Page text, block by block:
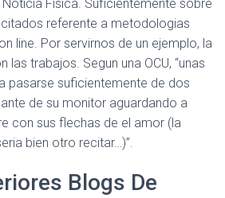
Fi­sica. Suficientemente sobre
referente a metodologias
line. Por servirnos de un ejemplo, la
las trabajos. Segun una OCU, “unas
pasarse suficientemente de dos
de su monitor aguardando a
con sus flechas de el amor (la
bien otro recitar…)”.
Blogs De